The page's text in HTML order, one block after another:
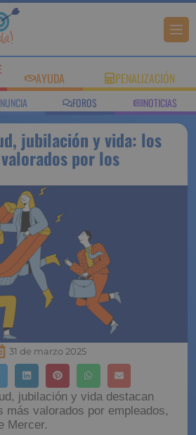
AYUDA PENALIZACIÓN
FOROS NOTICIAS
jubilación y vida: los
por los
31 de marzo 2025
jubilación y vida destacan
más valorados por empleados,
Mercer.